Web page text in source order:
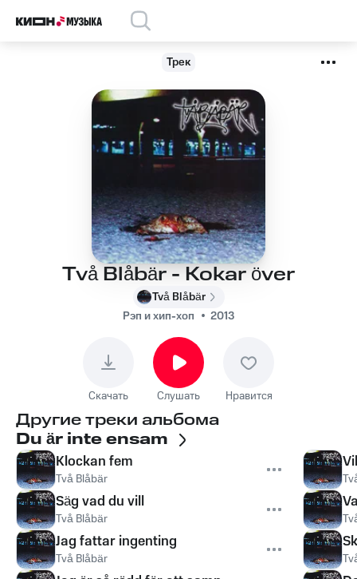
Трек
Två Blåbär - Kokar över
Två Blåbär
Рэп и хип-хоп
2013
Скачать Слушать Нравится
Другие треки альбома
Du är inte ensam
Klockan fem
Två Blåbär
Säg vad du vill
Två Blåbär
Jag fattar ingenting
Två Blåbär